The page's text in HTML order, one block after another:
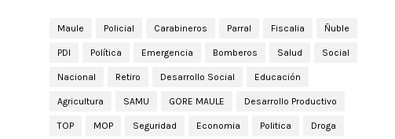
Maule Policial Carabineros Parral Fiscalia Ñuble
PDI Política Emergencia Bomberos Salud Social
Nacional Retiro Desarrollo Social Educación
Agricultura SAMU GORE MAULE Desarrollo Productivo
TOP MOP Seguridad Economia Politica Droga